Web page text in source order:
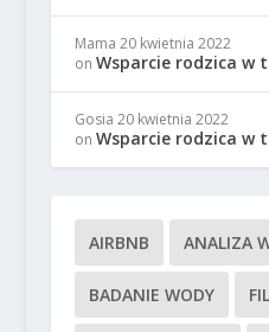
Mama 20 kwietnia 2022
on Wsparcie rodzica w
Gosia 20 kwietnia 2022
on Wsparcie rodzica w
AIRBNB ANALIZA
BADANIE WODY